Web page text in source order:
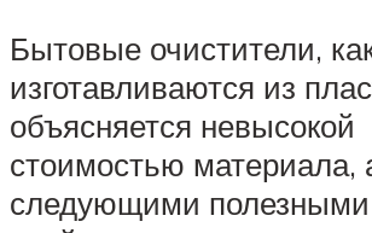
Бытовые очистители,
изготавливаются из
объясняется невысокой
стоимостью материала,
следующими полезными